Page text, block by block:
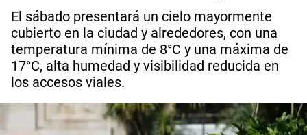
El sábado presentará un cielo mayormente
cubierto en la ciudad y alrededores, con una
temperatura mínima de 8°C y una máxima de
17°C, alta humedad y visibilidad reducida en
los accesos viales.